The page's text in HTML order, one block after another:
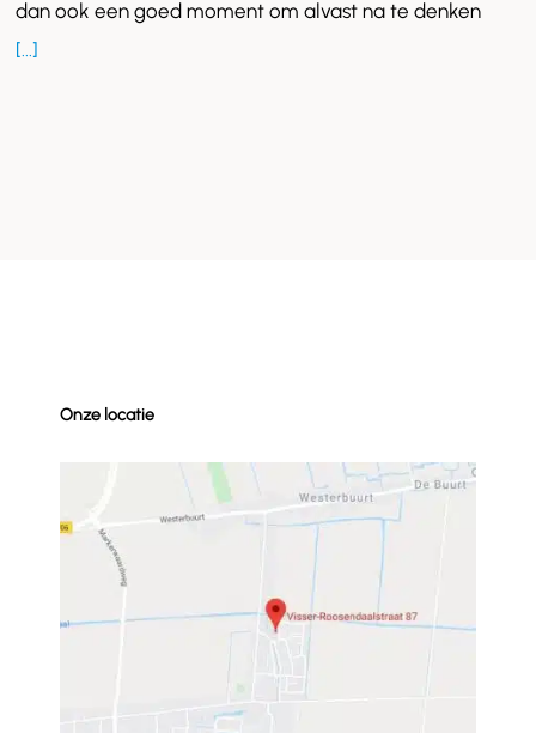
dakraam?
dan ook een goed moment om alvast na te denken
[...]
Onze locatie